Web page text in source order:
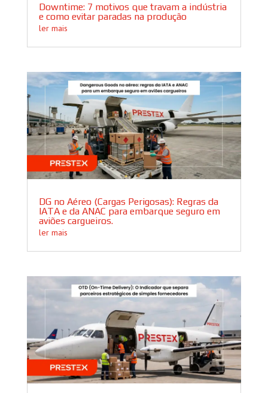
Downtime: 7 motivos que travam a indústria
e como evitar paradas na produção
ler mais
DG no Aéreo (Cargas Perigosas): Regras da
IATA e da ANAC para embarque seguro em
aviões cargueiros.
ler mais